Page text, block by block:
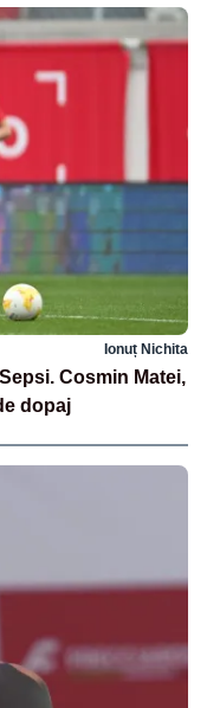
Ionuț Nichita
Cosmin Matei,
dopaj